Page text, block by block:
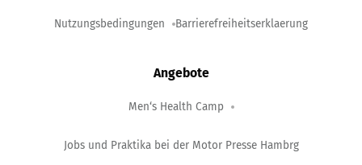
Nutzungsbedingungen Barrierefreiheitserklaerung
Angebote
Men‘s Health Camp
Jobs und Praktika bei der Motor Presse Hambrg